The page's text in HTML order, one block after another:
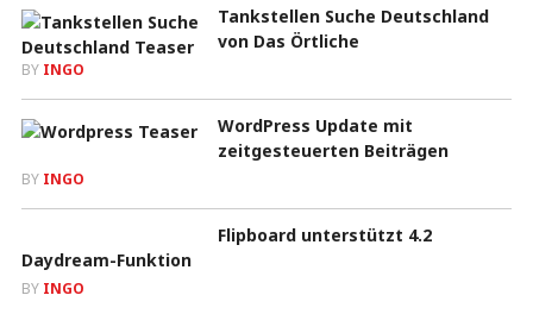
Tankstellen Suche Deutschland
von Das Örtliche
BY INGO
WordPress Update mit
zeitgesteuerten Beiträgen
BY INGO
Flipboard unterstützt 4.2
Daydream-Funktion
BY INGO